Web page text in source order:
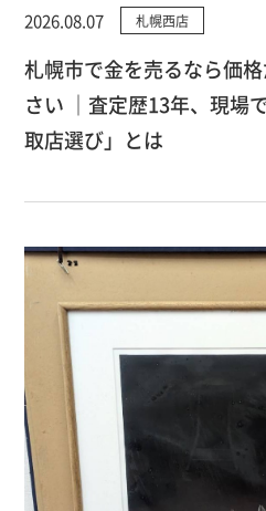
2026.08.07 札幌西店
札幌市で金を売るなら価
さい ｜査定歴13年、現場
取店選び」とは